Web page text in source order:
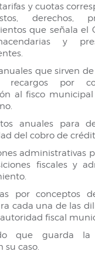
y cuotas
derechos,
que señala el
y
que sirven
recargos por
al fisco
anuales para
del cobro de
administrativas
fiscales y
por conceptos
cada una de las
fiscal
que guarda la
su caso.